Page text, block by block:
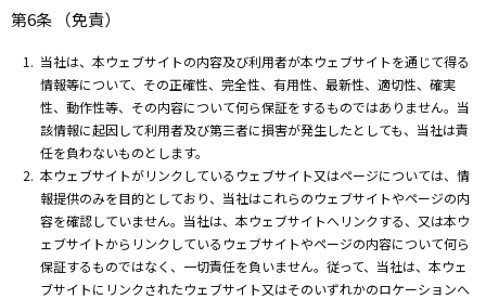
第6条 （免責）
当社は、本ウェブサイトの内容及び利用者が本ウェブサイトを通じて得る
情報等について、その正確性、完全性、有用性、最新性、適切性、確実
性、動作性等、その内容について何ら保証をするものではありません。当
該情報に起因して利用者及び第三者に損害が発生したとしても、当社は責
任を負わないものとします。
本ウェブサイトがリンクしているウェブサイト又はページについては、情
報提供のみを目的としており、当社はこれらのウェブサイトやページの内
容を確認していません。当社は、本ウェブサイトへリンクする、又は本ウ
ェブサイトからリンクしているウェブサイトやページの内容について何ら
保証するものではなく、一切責任を負いません。従って、当社は、本ウェ
ブサイトにリンクされたウェブサイト又はそのいずれかのロケーションへ